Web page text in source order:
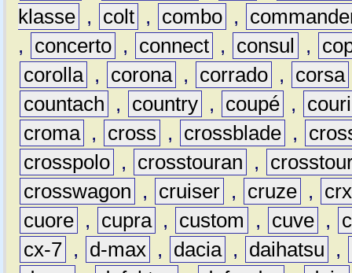
klasse , colt , combo ,
,
concerto , connect , consul ,
corolla , corona , corrado , corsa
countach
, country , coupé ,
croma , cross , crossblade ,
crosspolo , crosstouran ,
crosswagon
, cruiser , cruze ,
crx
cuore , cupra , custom , cuve ,
cx-7 , d-max , dacia , daihatsu
,